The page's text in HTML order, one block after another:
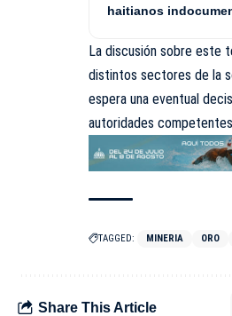
haitianos
La discusión sobre este
distintos sectores de la
espera una eventual
autoridades
TAGGED: MINERIA ORO
Share This Article